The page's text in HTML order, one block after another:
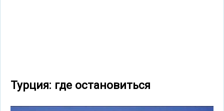
Турция: где остановиться